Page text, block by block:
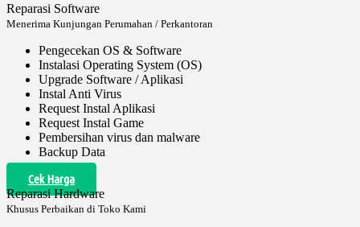
Reparasi Software
Menerima Kunjungan Perumahan / Perkantoran
Pengecekan OS & Software
Instalasi Operating System (OS)
Upgrade Software / Aplikasi
Instal Anti Virus
Request Instal Aplikasi
Request Instal Game
Pembersihan virus dan malware
Backup Data
Cek Harga
Reparasi Hardware
Khusus Perbaikan di Toko Kami